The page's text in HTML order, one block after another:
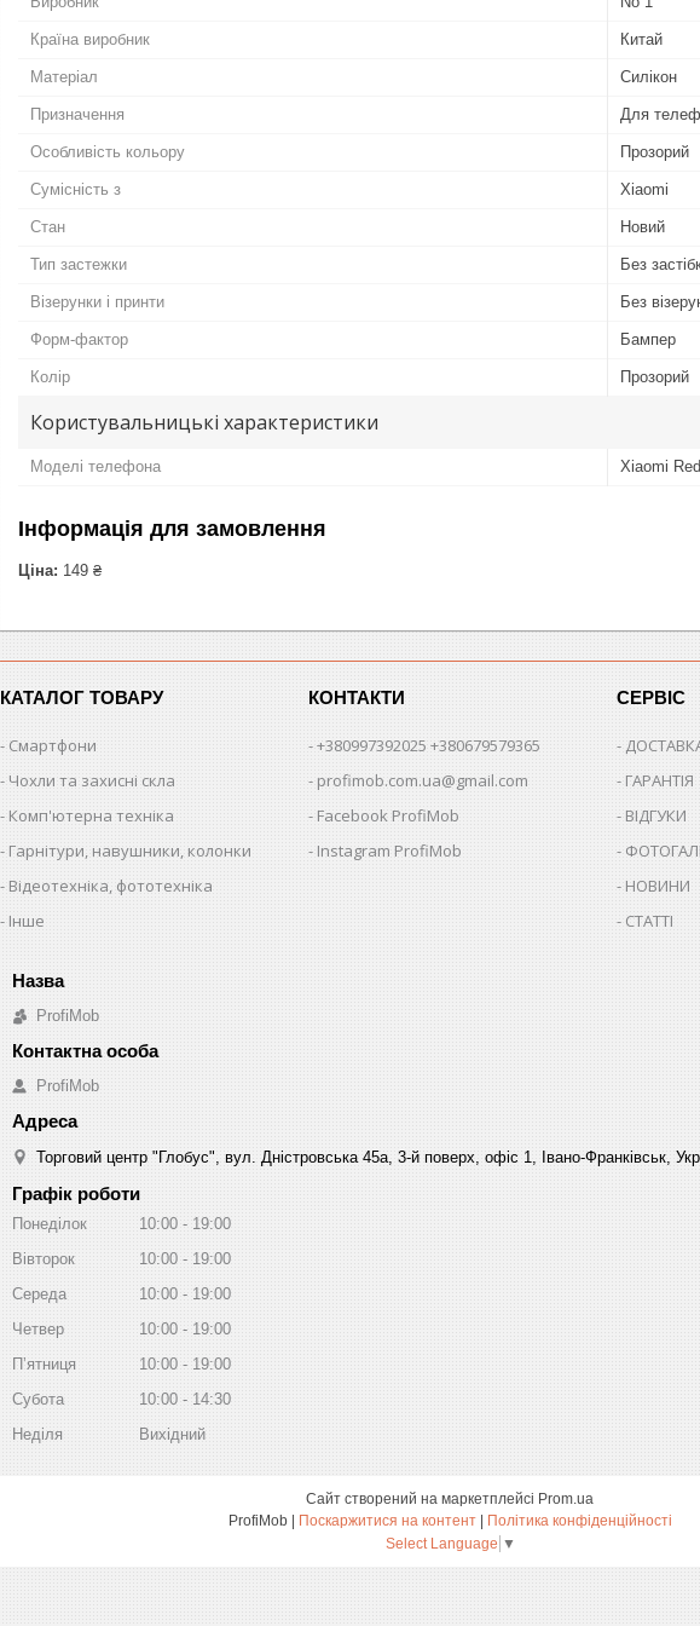
Країна виробник Китай
Матеріал Силікон
Призначення Для
Особливість кольору Прозорий
Сумісність з Xiaomi
Стан Новий
Тип застежки Без
Візерунки і принти Без
Форм-фактор Бампер
Колір Прозорий
Користувальницькі характеристики
Моделі телефона Xiaomi
Інформація для замовлення
Ціна: 149 ₴
КАТАЛОГ ТОВАРУ
Смартфони
Чохли та захисні скла
Комп'ютерна техніка
Гарнітури, навушники, колонки
Відеотехніка, фототехніка
Інше
КОНТАКТИ
+380997392025 +380679579365
profimob.com.ua@gmail.com
Facebook ProfiMob
Instagram ProfiMob
СЕРВІС
ГАРАНТІЯ
ВІДГУКИ
НОВИНИ
СТАТТІ
ProfiMob
ProfiMob
Торговий центр "Глобус", вул. Дністровська 45а, 3-й поверх, офіс 1, Івано-Франківськ,
Графік роботи
Понеділок 10:00
19:00
Вівторок
10:00
19:00
Середа
10:00
19:00
Четвер
10:00
19:00
Пʼятниця
10:00
19:00
Субота
10:00
14:30
Неділя
Вихідний
Сайт створений на маркетплейсі Prom.ua
Поскаржитися на контент
Політика конфіденційності
Select Language ▼